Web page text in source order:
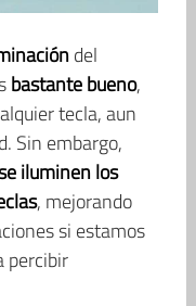
del
bastante bueno,
tecla, aun
Sin embargo,
iluminen los
, mejorando
si estamos
percibir